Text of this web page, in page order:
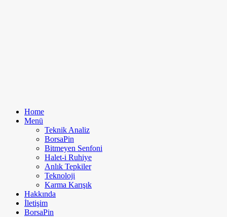
Home
Menü
Teknik Analiz
BorsaPin
Bitmeyen Senfoni
Halet-i Ruhiye
Anlık Tepkiler
Teknoloji
Karma Karışık
Hakkında
İletişim
BorsaPin